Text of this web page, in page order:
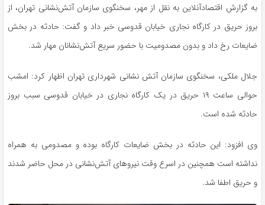
به گزارش اقتصادآنلاین به نقل از مهر، سخنگوی سازمان آتش‌نشانی تهران، از
بروز حریق در کارگاه نجاری خیابان قدوسی خبر داد و گفت: حادثه در بخش
ضایعات رخ داد و بدون مصدومیت با حضور سریع آتش‌نشانان مهار شد.
جلال ملکی، سخنگوی سازمان آتش نشانی شهرداری تهران اظهار کرد: امشب
حوالی ساعت ۱۹ حریق در یک کارگاه نجاری در خیابان قدوسی سبب بروز
حادثه شده است.
وی افزود: این حادثه در بخش ضایعات کارگاه بوده و مصدومی به همراه
نداشته است همچنین در اسرع وقت نیرو‌های آتش‌نشانی در محل حاضر شدند
و حریق اطفا شد.